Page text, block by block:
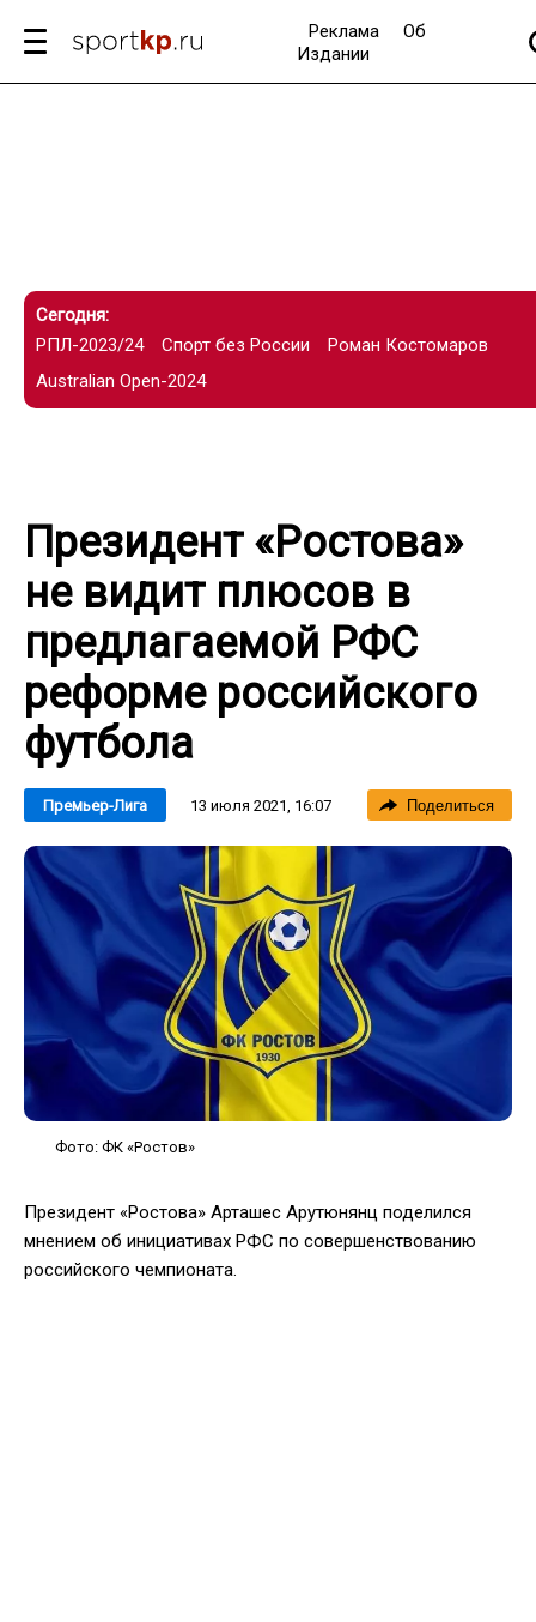
Реклама
Об
Издании
Сегодня:
РПЛ-2023/24
Спорт без России
Роман Костомаров
Australian Open-2024
Президент «Ростова»
не видит плюсов в
предлагаемой РФС
реформе российского
футбола
Премьер-Лига 13 июля 2021, 16:07 Поделиться
Фото: ФК «Ростов»
Президент «Ростова» Арташес Арутюнянц поделился
мнением об инициативах РФС по совершенствованию
российского чемпионата.